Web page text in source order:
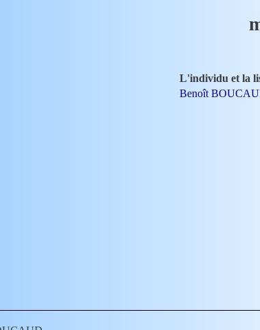
L'individu et la
Benoît